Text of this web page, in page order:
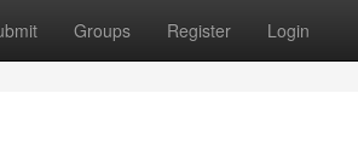
Groups Register Login